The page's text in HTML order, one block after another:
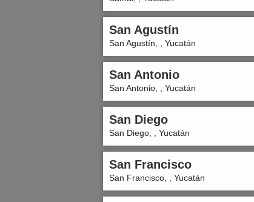
San Agustín
San Agustín, , Yucatán
San Antonio
San Antonio, , Yucatán
San Diego
San Diego, , Yucatán
San Francisco
San Francisco, , Yucatán